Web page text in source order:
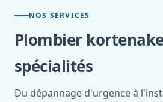
NOS SERVICES
Plombier
spécialités
Du dépannage d'urgence à